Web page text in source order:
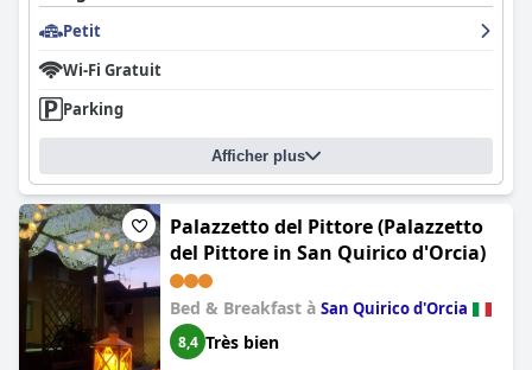
Petit
Wi-Fi Gratuit
Parking
Afficher plus
Palazzetto del Pittore (Palazzetto
del Pittore in San Quirico d'Orcia)
Bed & Breakfast à San Quirico d'Orcia
8,4 Très bien